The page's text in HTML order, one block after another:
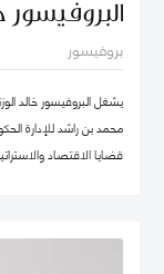
البروفيسور
بروفيسور
يشغل البروفيسور خالد
محمد بن راشد للإدارة
سابقا كبير